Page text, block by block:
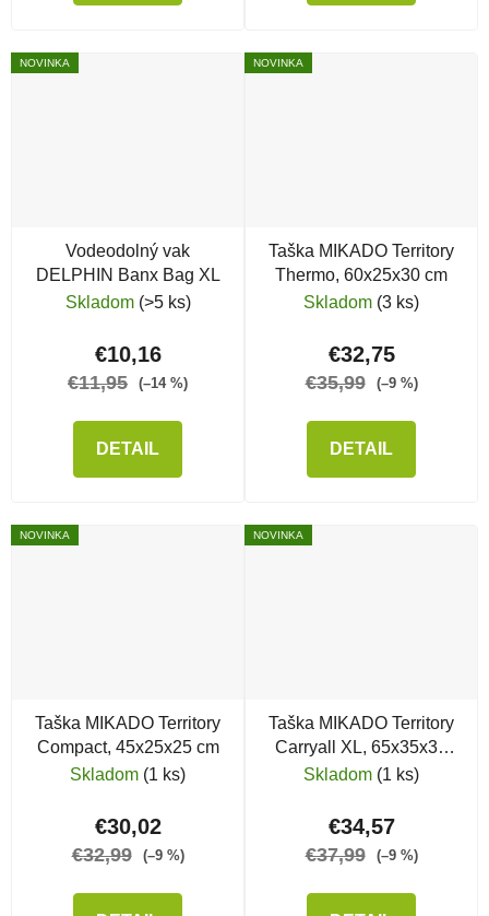
NOVINKA
Vodeodolný vak
DELPHIN Banx Bag XL
Skladom (>5 ks)
€10,16
€11,95 (–14 %)
DETAIL
NOVINKA
Taška MIKADO Territory
Thermo, 60x25x30 cm
Skladom (3 ks)
€32,75
€35,99 (–9 %)
DETAIL
NOVINKA
Taška MIKADO Territory
Compact, 45x25x25 cm
Skladom (1 ks)
€30,02
€32,99 (–9 %)
NOVINKA
Taška MIKADO Territory
Carryall XL, 65x35x30
cm
Skladom (1 ks)
€34,57
€37,99 (–9 %)